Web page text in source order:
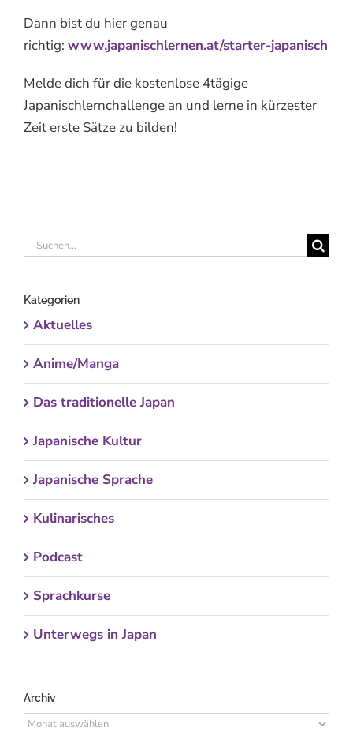
Dann bist du hier genau
richtig: www.japanischlernen.at/starter-japanisch
Melde dich für die kostenlose 4tägige
Japanischlernchallenge an und lerne in kürzester
Zeit erste Sätze zu bilden!
Suche
Kategorien
Aktuelles
Anime/Manga
Das traditionelle Japan
Japanische Kultur
Japanische Sprache
Kulinarisches
Podcast
Sprachkurse
Unterwegs in Japan
Archiv
Archiv